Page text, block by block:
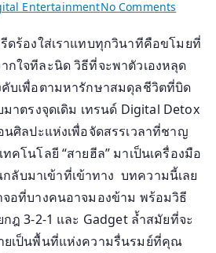
EntertainmentNo Comments
หน้า
จอ
เพื่อ
ฮีล
ส่อง
เท
รนด์
Digital
Detox
2026
ดร้องใส่เราแทบทุกวินาทีคือขโมยที่
กใจทีละนิด วิธีที่จะพาตัวเองหลุด
คับเพื่อตามหารักษาสมดุลชีวิตที่บิด
มาตรงจุดเดิม เทรนด์ Digital Detox
นศิลปะแห่งเพื่อจัดสรรเวลาที่ชาญ
คโนโลยี “สายฮีล” มาเป็นเครื่องมือ
บมาเข้าที่เข้าทาง บทความนี้เลย
อที่บางคนอาจมองข้าม พร้อมวิธี
ฎ 3-2-1 และ Gadget ล้ำสมัยที่จะ
ยเป็นพื้นที่แห่งความรื่นรมย์ที่คุณ